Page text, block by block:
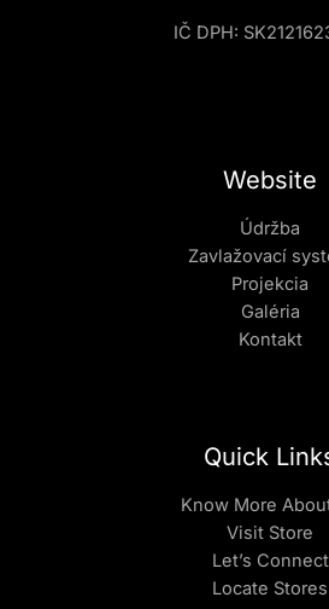
IČ DPH:
Website
Údržba
Zavlažovací
Projekcia
Galéria
Kontakt
Quick
Know More
Visit Store
Let’s Connect
Locate Stores